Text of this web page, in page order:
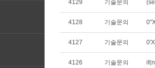
4129 기술문의
4128 기술문의
4127 기술문의
4126 기술문의